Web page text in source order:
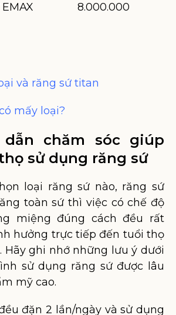
8.000.000
và răng sứ titan
mấy loại?
dẫn chăm sóc giúp
sử dụng răng sứ
loại răng sứ nào, răng sứ
toàn sứ thì việc có chế độ
miệng đúng cách đều rất
hưởng trực tiếp đến tuổi thọ
Hãy ghi nhớ những lưu ý dưới
sử dụng răng sứ được lâu
mỹ cao.
đặn 2 lần/ngày và sử dụng